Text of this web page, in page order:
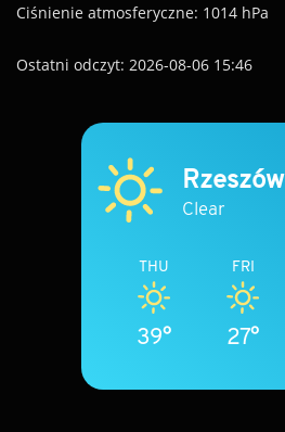
Ciśnienie atmosferyczne: 1014 hPa
Ostatni odczyt: 2026-08-06 15:46
Rzeszów
Clear
THU
39°
FRI
27°